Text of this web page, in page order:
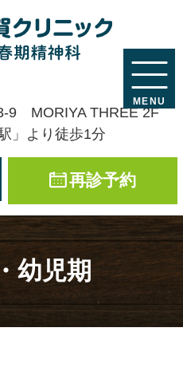
9 MORIYA THREE 2F
」より徒歩1分
再診予約
幼児期